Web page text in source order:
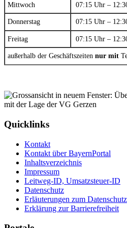
Mittwoch 07:15 Uhr –
Donnerstag 07:15 Uhr –
Freitag 07:15 Uhr –
außerhalb der Geschäftszeiten nur mit
Quicklinks
Kontakt
Kontakt über BayernPortal
Inhaltsverzeichnis
Impressum
Leitweg-ID, Umsatzsteuer-ID
Datenschutz
Erläuterungen zum Datenschutz
Erklärung zur Barrierefreiheit